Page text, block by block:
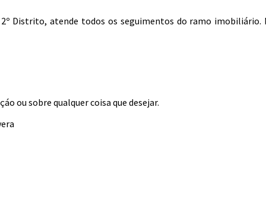
2º Distrito, atende todos os seguimentos do ramo
ou sobre qualquer coisa que desejar.